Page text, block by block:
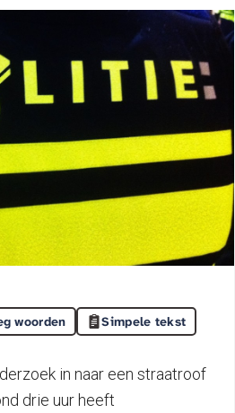
woorden Simpele tekst
in naar een straatroof
drie uur heeft